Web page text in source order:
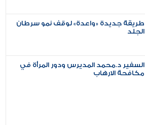
طريقة جديدة «واعدة» لوقف نمو سرطان
الجلد
السفير د.محمد المديرس ودور المرأة في
مكافحة الارهاب